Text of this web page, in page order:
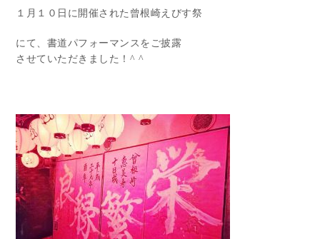
１月１０日に開催された曾根崎えびす祭
にて、書道パフォーマンスをご披露
させていただきました！^ ^